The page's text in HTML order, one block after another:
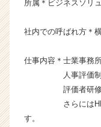
所属＊ビジネスソ
社内での呼ばれ方＊
仕事内容＊士業事務
人事評価制度の
評価者研修を中
さらにはHRシス
す。